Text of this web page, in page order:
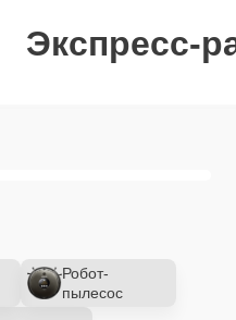
Экспресс-
Робот-
пылесос